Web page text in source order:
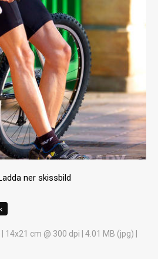
ner skissbild
14x21 cm @ 300 dpi | 4.01 MB (jpg) |